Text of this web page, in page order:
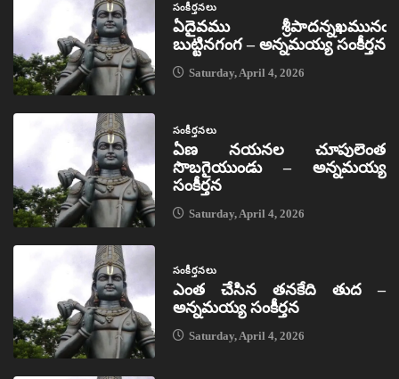
సంకీర్తనలు
ఏదైవము శ్రీపాదన్నఖమునఁ
బుట్టినగంగ – అన్నమయ్య సంకీర్తన
Saturday, April 4, 2026
సంకీర్తనలు
ఏణ నయనల చూపులెంత
సొబగైయుండు – అన్నమయ్య
సంకీర్తన
Saturday, April 4, 2026
సంకీర్తనలు
ఎంత చేసిన తనకేది తుద –
అన్నమయ్య సంకీర్తన
Saturday, April 4, 2026